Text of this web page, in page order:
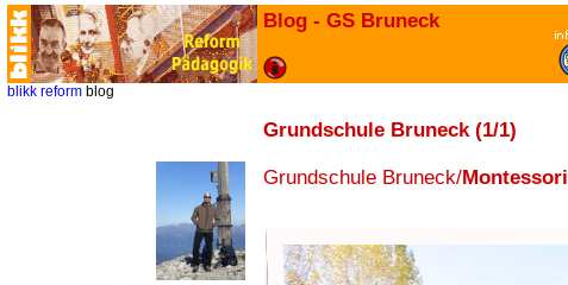
Blog - GS Bruneck
blikk reform blog
Grundschule Bruneck (1/1)
Grundschule Bruneck/Montessori